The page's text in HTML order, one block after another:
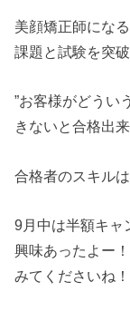
美顔矯正師にな
課題と試験を突
”お客様がどうい
きないと合格出
合格者のスキル
9月中は半額キャ
興味あったよー
みてくださ いね！